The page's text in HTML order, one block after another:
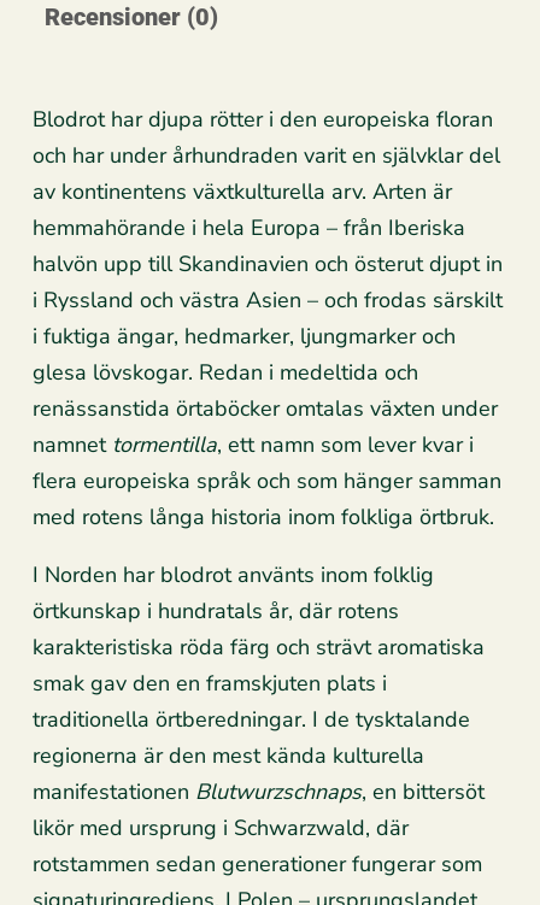
Recensioner (0)
Blodrot har djupa rötter i den europeiska floran
och har under århundraden varit en självklar del
av kontinentens växtkulturella arv. Arten är
hemmahörande i hela Europa – från Iberiska
halvön upp till Skandinavien och österut djupt in
i Ryssland och västra Asien – och frodas särskilt
i fuktiga ängar, hedmarker, ljungmarker och
glesa lövskogar. Redan i medeltida och
renässanstida örtaböcker omtalas växten under
namnet tormentilla, ett namn som lever kvar i
flera europeiska språk och som hänger samman
med rotens långa historia inom folkliga örtbruk.
I Norden har blodrot använts inom folklig
örtkunskap i hundratals år, där rotens
karakteristiska röda färg och strävt aromatiska
smak gav den en framskjuten plats i
traditionella örtberedningar. I de tysktalande
regionerna är den mest kända kulturella
manifestationen Blutwurzschnaps, en bittersöt
likör med ursprung i Schwarzwald, där
rotstammen sedan generationer fungerar som